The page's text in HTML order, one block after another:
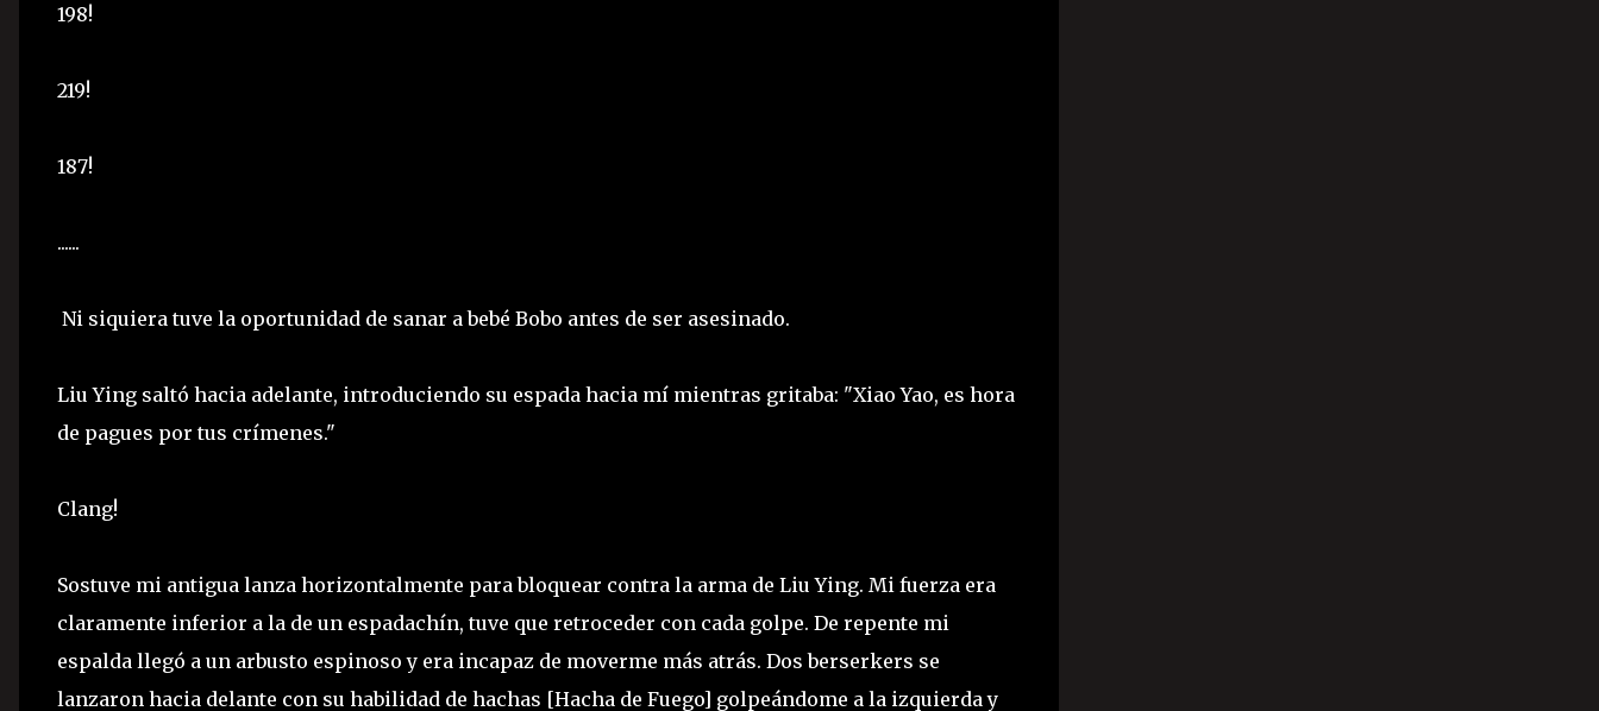
198!
219!
187!
......
Ni siquiera tuve la oportunidad de sanar a bebé Bobo antes de ser asesinado.
Liu Ying saltó hacia adelante, introduciendo su espada hacia mí mientras gritaba: "Xiao Yao, es hora
de pagues por tus crímenes."
Clang!
Sostuve mi antigua lanza horizontalmente para bloquear contra la arma de Liu Ying. Mi fuerza era
claramente inferior a la de un espadachín, tuve que retroceder con cada golpe. De repente mi
espalda llegó a un arbusto espinoso y era incapaz de moverme más atrás. Dos berserkers se
lanzaron hacia delante con su habilidad de hachas [Hacha de Fuego] golpeándome a la izquierda y